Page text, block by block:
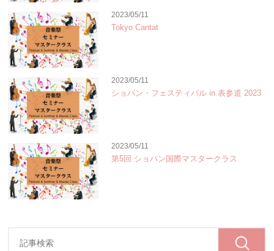
2023/05/11
Tokyo Cantat
2023/05/11
ショパン・フェスティバル in 表参道 2023
2023/05/11
第5回 ショパン国際マスタークラス